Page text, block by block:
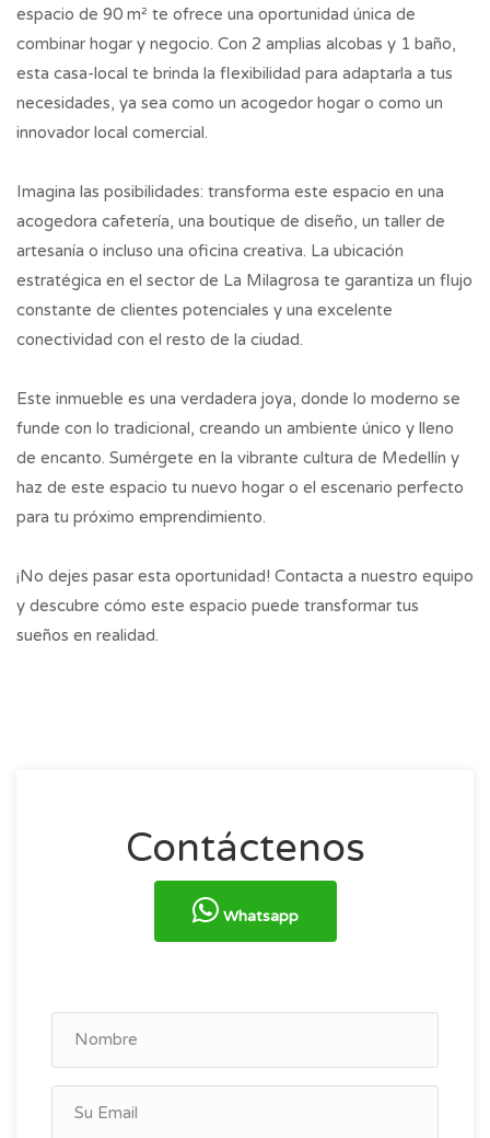
espacio de 90 m² te ofrece una oportunidad única de
combinar hogar y negocio. Con 2 amplias alcobas y 1 baño,
esta casa-local te brinda la flexibilidad para adaptarla a tus
necesidades, ya sea como un acogedor hogar o como un
innovador local comercial.
Imagina las posibilidades: transforma este espacio en una
acogedora cafetería, una boutique de diseño, un taller de
artesanía o incluso una oficina creativa. La ubicación
estratégica en el sector de La Milagrosa te garantiza un flujo
constante de clientes potenciales y una excelente
conectividad con el resto de la ciudad.
Este inmueble es una verdadera joya, donde lo moderno se
funde con lo tradicional, creando un ambiente único y lleno
de encanto. Sumérgete en la vibrante cultura de Medellín y
haz de este espacio tu nuevo hogar o el escenario perfecto
para tu próximo emprendimiento.
¡No dejes pasar esta oportunidad! Contacta a nuestro equipo
y descubre cómo este espacio puede transformar tus
sueños en realidad.
Contáctenos
Whatsapp